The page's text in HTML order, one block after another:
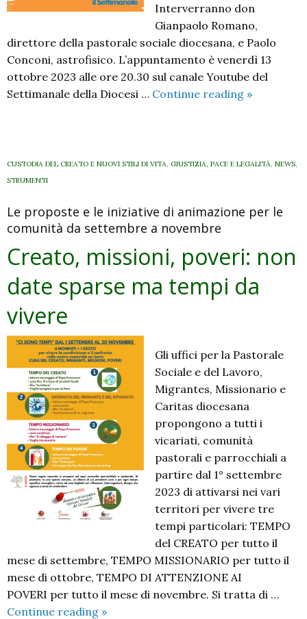
Interverranno don
Gianpaolo Romano,
direttore della pastorale sociale diocesana, e Paolo
Conconi, astrofisico. L’appuntamento è venerdì 13
ottobre 2023 alle ore 20.30 sul canale Youtube del
Settimanale della Diocesi … Continue reading Laudate
Papa
»
CUSTODIA DEL CREATO E NUOVI STILI DI VITA, GIUSTIZIA, PACE E LEGALITÀ, NEWS,
STRUMENTI
Le proposte e le iniziative di animazione per le
comunità da settembre a novembre
Creato, missioni, poveri: non
date sparse ma tempi da
vivere
Gli uffici per la Pastorale
Sociale e del Lavoro,
Migrantes, Missionario e
Caritas diocesana
propongono a tutti i
vicariati, comunità
pastorali e parrocchiali a
partire dal 1° settembre
2023 di attivarsi nei vari
territori per vivere tre
tempi particolari: TEMPO
del CREATO per tutto il
mese di settembre, TEMPO MISSIONARIO per tutto il
mese di ottobre, TEMPO DI ATTENZIONE AI
POVERI per tutto il mese di novembre. Si tratta di …
Continue reading Creato,
»